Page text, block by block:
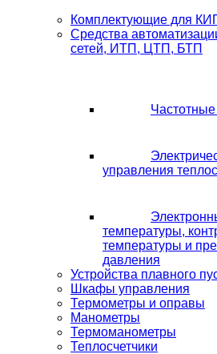
Комплектующие для
Средства
сетей, ИТП, ЦТП, БТП
управления
температуры,
температуры и
давления
Устройства плавного
Шкафы управления
Термометры и оправы
Манометры
Термоманометры
Теплосчетчики